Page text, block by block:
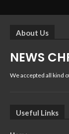
About Us
NEWS
We accepted all kind
Useful Links